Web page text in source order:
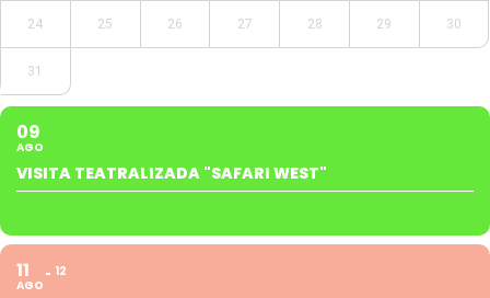
24 25 26 27 28 29 30
31
09
AGO
VISITA TEATRALIZADA "SAFARI WEST"
11
AGO
12